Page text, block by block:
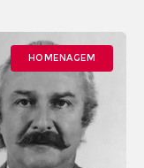
HOMENAGEM